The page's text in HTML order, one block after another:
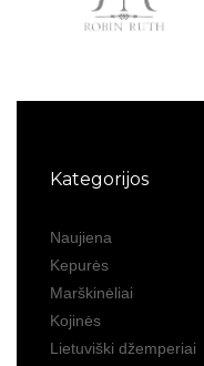
Kategorijos
Naujiena
Kepurės
Marškinėliai
Kojinės
Lietuviški džemperiai